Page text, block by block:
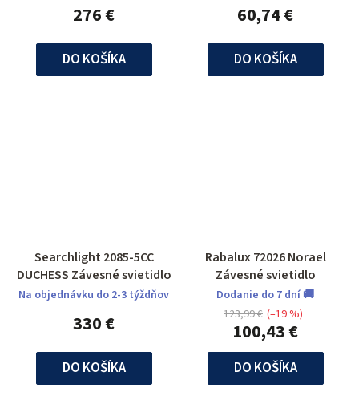
276 €
DO KOŠÍKA
60,74 €
DO KOŠÍKA
Searchlight 2085-5CC
DUCHESS Závesné svietidlo
Na objednávku do 2-3 týždňov
330 €
DO KOŠÍKA
Rabalux 72026 Norael
Závesné svietidlo
Dodanie do 7 dní 🚚
100,43 €
123,99 € (–19 %)
DO KOŠÍKA